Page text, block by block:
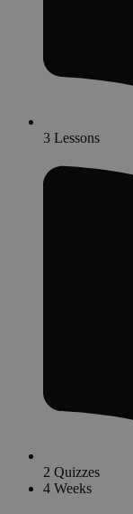
3 Lessons
2 Quizzes
4 Weeks